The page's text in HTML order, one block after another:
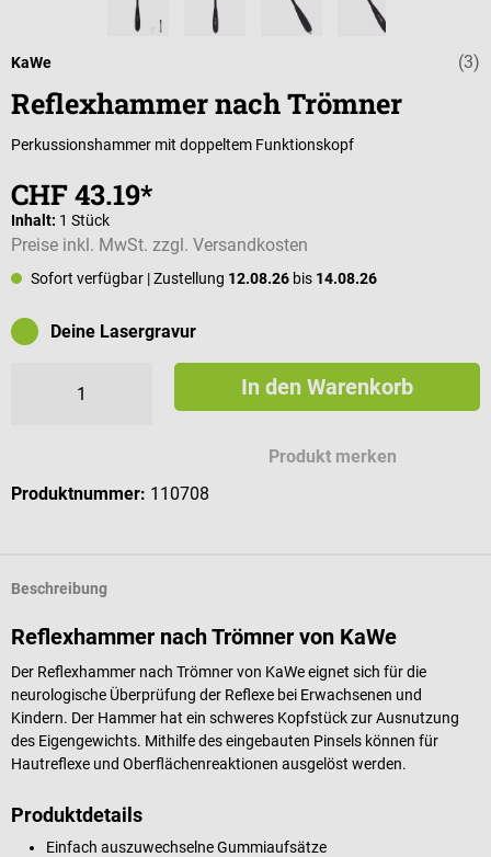
(3)
KaWe
Reflexhammer nach Trömner
Perkussionshammer mit doppeltem Funktionskopf
CHF 43.19*
Inhalt: 1 Stück
Preise inkl. MwSt. zzgl. Versandkosten
Sofort verfügbar | Zustellung 12.08.26 bis 14.08.26
Deine Lasergravur
In den Warenkorb
Produkt merken
Produktnummer: 110708
Beschreibung
Reflexhammer nach Trömner von KaWe
Der Reflexhammer nach Trömner von KaWe eignet sich für die
neurologische Überprüfung der Reflexe bei Erwachsenen und
Kindern. Der Hammer hat ein schweres Kopfstück zur Ausnutzung
des Eigengewichts. Mithilfe des eingebauten Pinsels können für
Hautreflexe und Oberflächenreaktionen ausgelöst werden.
Produktdetails
Einfach auszuwechselne Gummiaufsätze